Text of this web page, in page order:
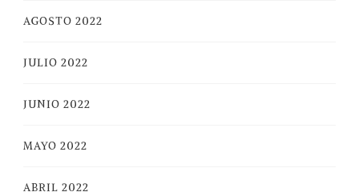
AGOSTO 2022
JULIO 2022
JUNIO 2022
MAYO 2022
ABRIL 2022